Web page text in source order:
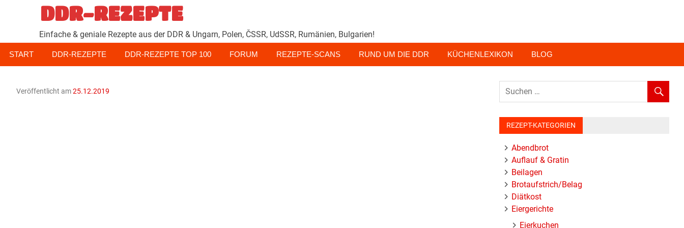
Zum
Inhalt
springen
DDR-REZEPTE
Einfache & geniale Rezepte aus der DDR & Ungarn, Polen, ČSSR, UdSSR, Rumänien, Bulgarien!
START DDR-REZEPTE DDR-REZEPTE TOP 100 FORUM REZEPTE-SCANS RUND UM DIE DDR KÜCHENLEXIKON BLOG
Veröffentlicht am25.12.2019
REZEPT-KATEGORIEN
Abendbrot
Auflauf & Gratin
Beilagen
Brotaufstrich/Belag
Diätkost
Eiergerichte
Eierkuchen